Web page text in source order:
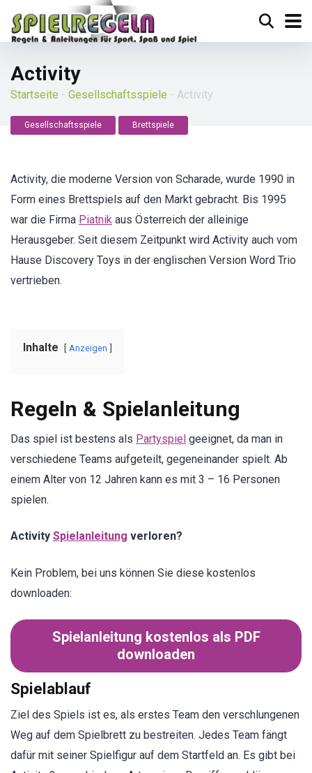
Activity
Startseite - Gesellschaftsspiele - Activity
Gesellschaftsspiele Brettspiele
Activity, die moderne Version von Scharade, wurde 1990 in
Form eines Brettspiels auf den Markt gebracht. Bis 1995
war die Firma Piatnik aus Österreich der alleinige
Herausgeber. Seit diesem Zeitpunkt wird Activity auch vom
Hause Discovery Toys in der englischen Version Word Trio
vertrieben.
Inhalte Anzeigen
Regeln & Spielanleitung
Das spiel ist bestens als Partyspiel geeignet, da man in
verschiedene Teams aufgeteilt, gegeneinander spielt. Ab
einem Alter von 12 Jahren kann es mit 3 – 16 Personen
spielen.
Activity Spielanleitung verloren?
Kein Problem, bei uns können Sie diese kostenlos
downloaden:
Spielanleitung kostenlos als PDF
downloaden
Spielablauf
Ziel des Spiels ist es, als erstes Team den verschlungenen
Weg auf dem Spielbrett zu bestreiten. Jedes Team fängt
dafür mit seiner Spielfigur auf dem Startfeld an. Es gibt bei